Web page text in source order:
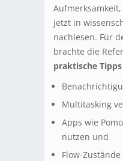
jetzt in
nachlesen. Für
brachte die
praktische Tipps
Multitasking
Apps wie
nutzen und
Flow-